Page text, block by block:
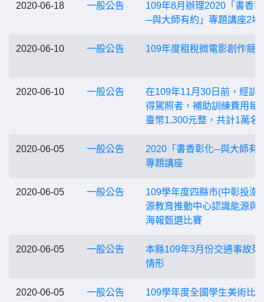
2020-06-18 一般公告
109年8月辦理2020「書香
─與大師有約」專題講座2場
2020-06-10 一般公告 109年度租稅微電影創作競
2020-06-10 一般公告
在109年11月30日前，經訓
得駕照者，補助訓練費用每
臺幣1,300元整，共計1萬名
2020-06-05 一般公告
2020「書香彰化─與大師有
專題講座
2020-06-05 一般公告
109學年度四縣市(中彰投澎)
源教育推動中心認識能源與
海報甄選比賽
2020-06-05 一般公告
本縣109年3月份交通事故死
情形
2020-06-05 一般公告 109學年度全國學生美術比